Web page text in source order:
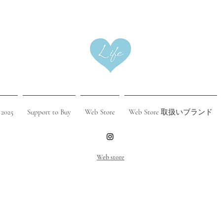
Support to Buy Web Store Web Store 取扱いブランド
​Web store